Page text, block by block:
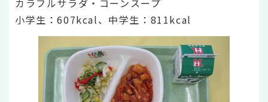
カラフルサラダ・コーンスープ
小学生：607kcal、中学生：811kcal